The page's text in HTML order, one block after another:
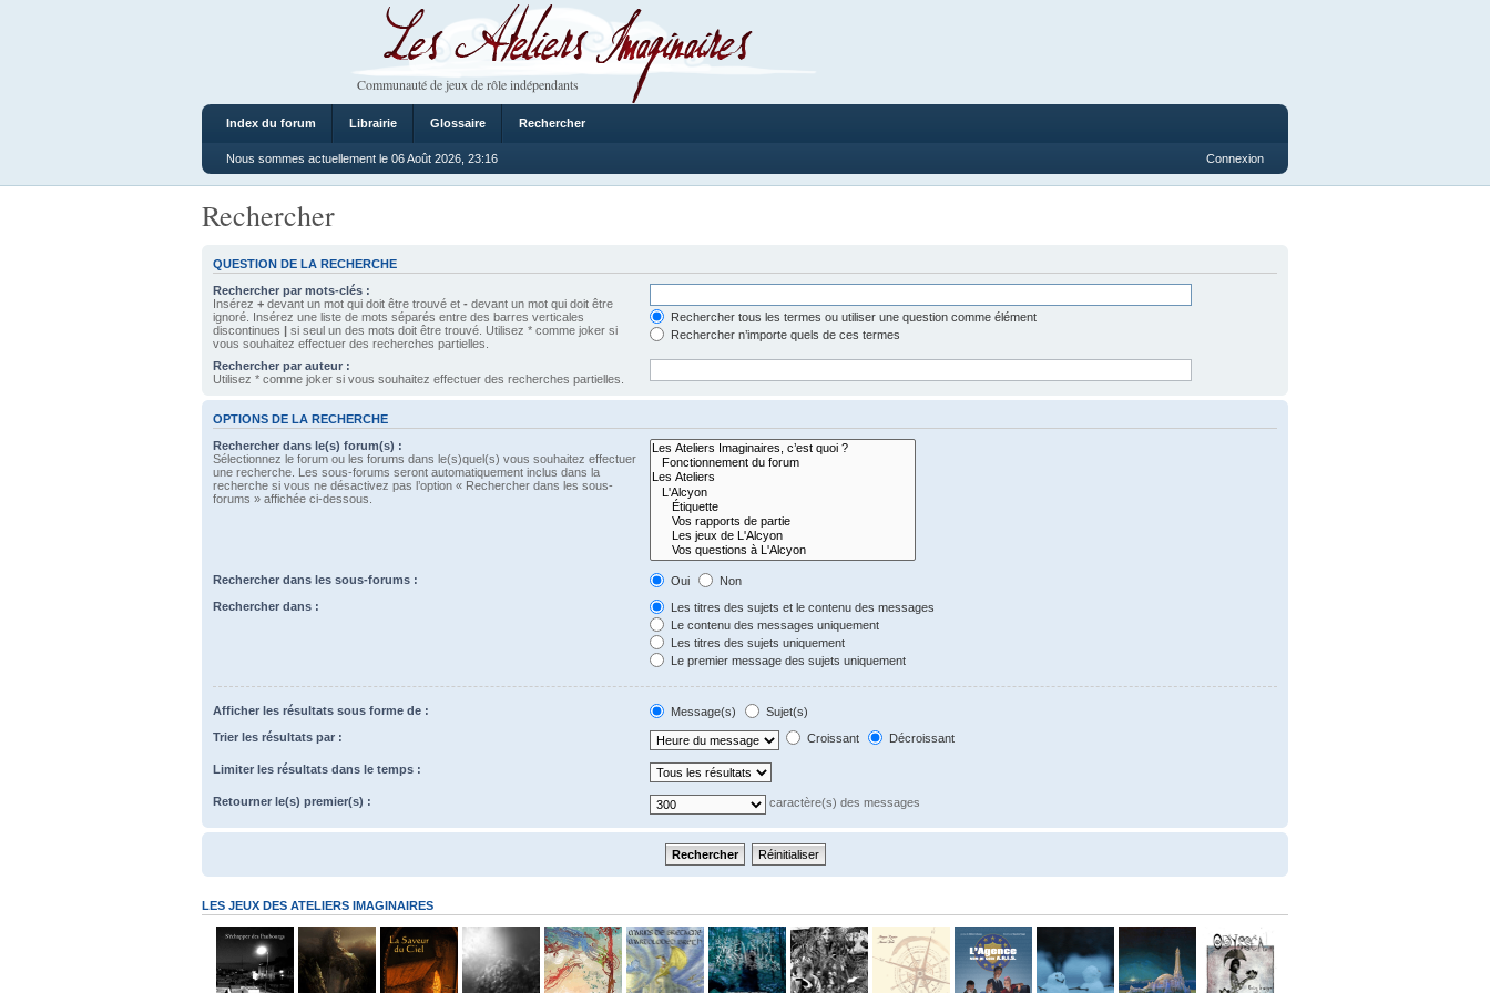
Les Ateliers Imaginaires
Communauté de jeux de rôle indépendants
Index du forum Librairie Glossaire Rechercher
Nous sommes actuellement le 06 Août 2026, 23:16 Connexion
Rechercher
QUESTION DE LA RECHERCHE
Rechercher par mots-clés :
Insérez + devant un mot qui doit être trouvé et - devant un mot qui doit être
ignoré. Insérez une liste de mots séparés entre des barres verticales
discontinues | si seul un des mots doit être trouvé. Utilisez * comme joker si
vous souhaitez effectuer des recherches partielles.
Rechercher tous les termes ou utiliser une question comme élément
Rechercher n’importe quels de ces termes
Rechercher par auteur :
Utilisez * comme joker si vous souhaitez effectuer des recherches partielles.
OPTIONS DE LA RECHERCHE
Rechercher dans le(s) forum(s) :
Sélectionnez le forum ou les forums dans le(s)quel(s) vous souhaitez effectuer
une recherche. Les sous-forums seront automatiquement inclus dans la
recherche si vous ne désactivez pas l’option « Rechercher dans les sous-
forums » affichée ci-dessous.
Rechercher dans les sous-forums : Oui
Non
Rechercher dans :
Les titres des sujets et le contenu des messages
Le contenu des messages uniquement
Les titres des sujets uniquement
Le premier message des sujets uniquement
Afficher les résultats sous forme de : Message(s)
Sujet(s)
Trier les résultats par :
Croissant Décroissant
Limiter les résultats dans le temps :
Retourner le(s) premier(s) : caractère(s) des messages
LES JEUX DES ATELIERS IMAGINAIRES